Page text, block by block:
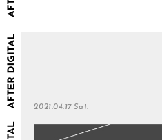
2021.04.17 Sat.